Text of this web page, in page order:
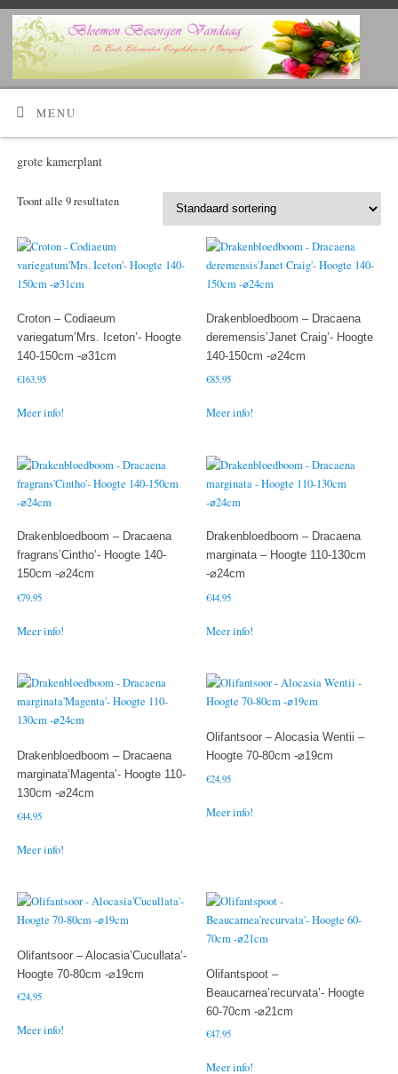
Voordelig bloemen bestellen en laten bezorgen? Kijk Hier!
MENU
grote kamerplant
Toont alle 9 resultaten
Croton – Codiaeum
variegatum’Mrs. Iceton’- Hoogte
140-150cm -⌀31cm
€163,95
Meer info!
Drakenbloedboom – Dracaena
deremensis’Janet Craig’- Hoogte
140-150cm -⌀24cm
€85,95
Meer info!
Drakenbloedboom – Dracaena
fragrans’Cintho’- Hoogte 140-
150cm -⌀24cm
€79,95
Meer info!
Drakenbloedboom – Dracaena
marginata – Hoogte 110-130cm
-⌀24cm
€44,95
Meer info!
Drakenbloedboom – Dracaena
marginata’Magenta’- Hoogte 110-
130cm -⌀24cm
€44,95
Meer info!
Olifantsoor – Alocasia Wentii –
Hoogte 70-80cm -⌀19cm
€24,95
Meer info!
Olifantsoor – Alocasia’Cucullata’-
Hoogte 70-80cm -⌀19cm
€24,95
Meer info!
Olifantspoot –
Beaucarnea’recurvata’- Hoogte
60-70cm -⌀21cm
€47,95
Meer info!